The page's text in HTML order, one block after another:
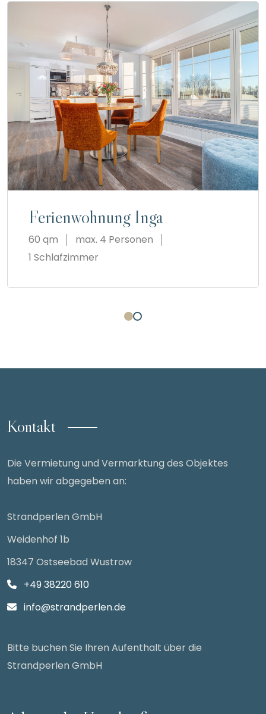
Ferienwohnung Inga
60 qm
max. 4 Personen
1 Schlafzimmer
Kontakt
Die Vermietung und Vermarktung des Objektes
haben wir abgegeben an:
Strandperlen GmbH
Weidenhof 1b
18347 Ostseebad Wustrow
+49 38220 610
info@strandperlen.de
Bitte buchen Sie Ihren Aufenthalt über die
Strandperlen GmbH